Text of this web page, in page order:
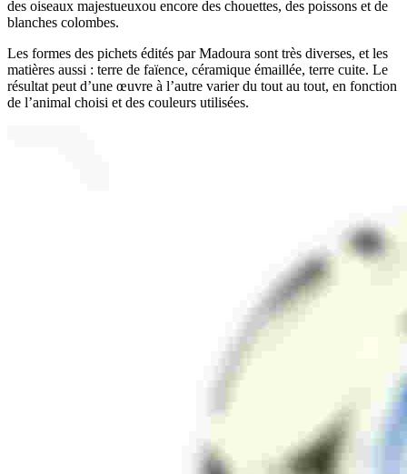
des oiseaux majestueuxou encore des chouettes, des poissons et de
blanches colombes.
Les formes des pichets édités par Madoura sont très diverses, et les
matières aussi : terre de faïence, céramique émaillée, terre cuite. Le
résultat peut d’une œuvre à l’autre varier du tout au tout, en fonction
de l’animal choisi et des couleurs utilisées.